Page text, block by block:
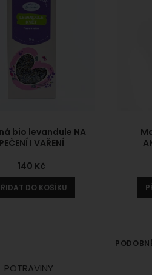
bio levandule NA
PEČENÍ I VAŘENÍ
140 Kč
DO KOŠÍKU
POTRAVINY